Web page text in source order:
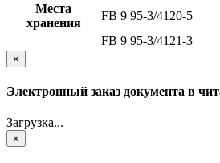
Места
хранения
FB 9 95-3/4120-5
FB 9 95-3/4121-3
×
Электронный заказ документа в
Загрузка...
×